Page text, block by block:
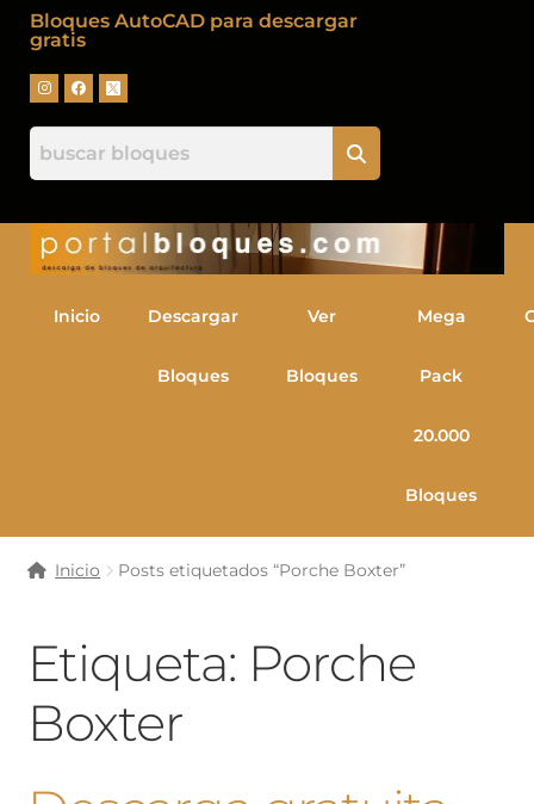
Bloques AutoCAD para descargar
gratis
Inicio Descargar
Bloques
Ver
Bloques
Mega
Pack
20.000
Bloques
Inicio Posts etiquetados “Porche Boxter”
Etiqueta: Porche
Boxter